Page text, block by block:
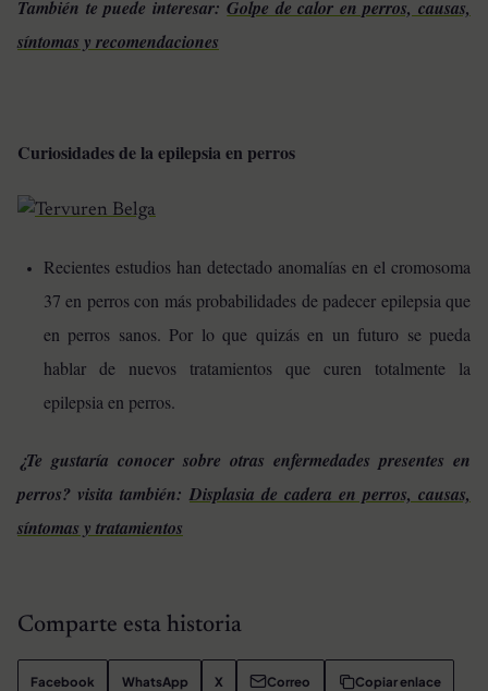
También te puede interesar:Golpe de calor en perros, causas,
síntomas y recomendaciones
Curiosidades de la epilepsia en perros
Recientes estudios han detectado anomalías en el cromosoma
37 en perros con más probabilidades de padecer epilepsia que
en perros sanos. Por lo que quizás en un futuro se pueda
hablar de nuevos tratamientos que curen totalmente la
epilepsia en perros.
¿Te gustaría conocer sobre otras enfermedades presentes en
perros? visita también:Displasia de cadera en perros, causas,
síntomas y tratamientos
Comparte esta historia
Facebook WhatsApp X Correo Copiar enlace